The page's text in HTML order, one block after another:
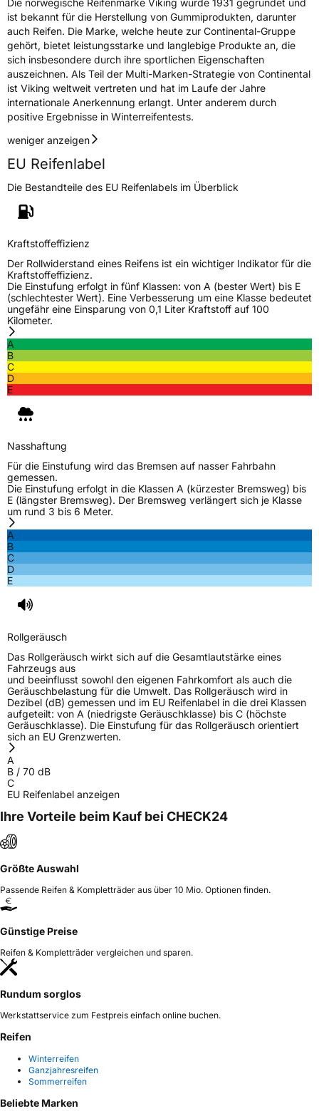
Herstellerkontakt Continental Reifen Deutschland GmbH,
Continental-Plaza 1 30175 Hannover
Deutschland,
customerservice_tires@conti.de
Verantwortliche
in der EU
Gallen Liu, www.wanlitire.cn,
gallenliu@wanlitire.cn, +8613326453066
Die norwegische Reifenmarke Viking wurde 1931 gegründet und
ist bekannt für die Herstellung von Gummiprodukten, darunter
auch Reifen. Die Marke, welche heute zur Continental-Gruppe
gehört, bietet leistungsstarke und langlebige Produkte an, die
sich insbesondere durch ihre sportlichen Eigenschaften
auszeichnen. Als Teil der Multi-Marken-Strategie von Continental
ist Viking weltweit vertreten und hat im Laufe der Jahre
internationale Anerkennung erlangt. Unter anderem durch
positive Ergebnisse in Winterreifentests.
weniger anzeigen
EU Reifenlabel
Die Bestandteile des EU Reifenlabels im Überblick
Kraftstoffeffizienz
Der Rollwiderstand eines Reifens ist ein wichtiger Indikator für die
Kraftstoffeffizienz.
Die Einstufung erfolgt in fünf Klassen: von A (bester Wert) bis E
(schlechtester Wert). Eine Verbesserung um eine Klasse bedeutet
ungefähr eine Einsparung von 0,1 Liter Kraftstoff auf 100
Kilometer.
A
B
C
D
E
Nasshaftung
Für die Einstufung wird das Bremsen auf nasser Fahrbahn
gemessen.
Die Einstufung erfolgt in die Klassen A (kürzester Bremsweg) bis
E (längster Bremsweg). Der Bremsweg verlängert sich je Klasse
um rund 3 bis 6 Meter.
A
B
C
D
E
Rollgeräusch
Das Rollgeräusch wirkt sich auf die Gesamtlautstärke eines
Fahrzeugs aus
und beeinflusst sowohl den eigenen Fahrkomfort als auch die
Geräuschbelastung für die Umwelt. Das Rollgeräusch wird in
Dezibel (dB) gemessen und im EU Reifenlabel in die drei Klassen
aufgeteilt: von A (niedrigste Geräuschklasse) bis C (höchste
Geräuschklasse). Die Einstufung für das Rollgeräusch orientiert
sich an EU Grenzwerten.
A
B / 70 dB
C
EU Reifenlabel anzeigen
Ihre Vorteile beim Kauf bei CHECK24
Größte Auswahl
Passende Reifen & Kompletträder aus über 10 Mio. Optionen finden.
Günstige Preise
Reifen & Kompletträder vergleichen und sparen.
Rundum sorglos
Werkstattservice zum Festpreis einfach online buchen.
Reifen
Winterreifen
Ganzjahresreifen
Sommerreifen
Beliebte Marken